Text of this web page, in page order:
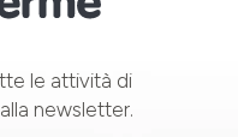
le attività di
newsletter.